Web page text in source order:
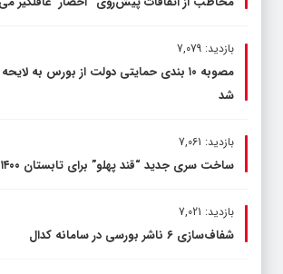
بازدید: 7,079
مصوبه ۱۰ بندی حمایتی دولت از بورس به
شد
بازدید: 7,061
ساخت سری جدید “قند پهلو” برای تابستان ۱۴۰۰
بازدید: 7,021
شفاف‌سازی ۶ ناشر بورسی در سامانه کدال